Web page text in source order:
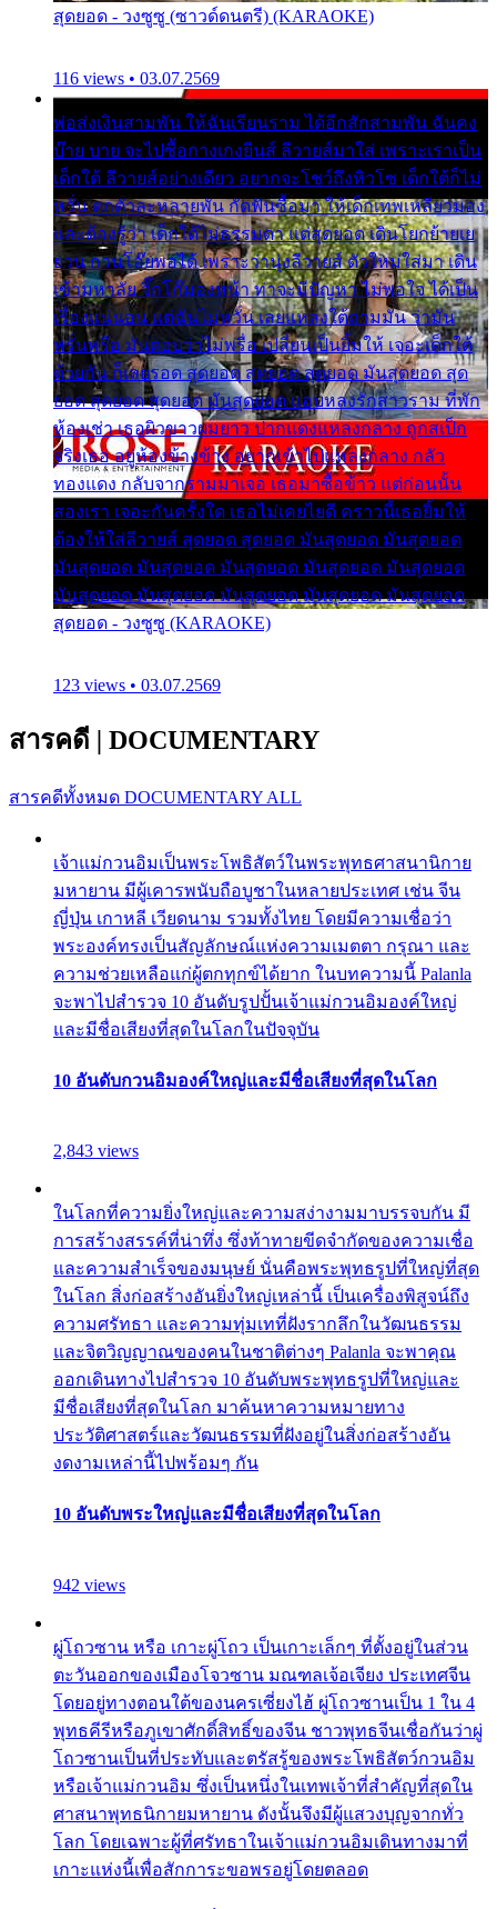
สุดยอด - วงซูซู (ซาวด์ดนตรี) (KARAOKE)
116 views • 03.07.2569
พ่อส่งเงินสามพัน ให้ฉันเรียนราม ได้อีกสักสามพัน ฉันคง
บ๊าย บาย จะไปซื้อกางเกงยีนส์ ลีวายส์มาใส่ เพราะเราเป็น
เด็กใต้ ลีวายส์อย่างเดียว อยากจะโชว์ถึงหิวโซ เด็กใต้ก็ไม่
หวั่น ตกตัวละหลายพัน กัดฟันซื้อมา ให้เด็กเทพเหลียวมอง
และต้องรู้ว่า เด็กใต้ไม่ธรรมดา แต่สุดยอด เดินโยกย้ายเย
ยวน กวนโอ๊ยพอได้ เพราะว่านุ่งลีวายส์ ตัวใหม่ใส่มา เดิน
เข้ามหาลัย จิ๊กโก๊มองหน้า ท่าจะมีปัญหา ไม่พอใจ ได้เป็น
เรื่องแน่นอน แต่ฉันไม่หวั่น เลยแหลงใต้ถามมัน ว่ามัน
พรั่นพรือ มันตอบว่าไม่พรื่อ เปลี่ยนเป็นยิ้มให้ เจอะเด็กใต้
ด้วยกัน ก็เลยรอด สุดยอด สุดยอด สุดยอด มันสุดยอด สุด
ยอด สุดยอด สุดยอด มันสุดยอด แอบหลงรักสาวราม ที่พัก
ห้องเช่า เธอผิวขาวผมยาว ปากแดงแหลงกลาง ถูกสเป็ก
จริงเธอ อยู่ห้องข้างข้าง อยากเข้าไปแหลงกลาง กลัว
ทองแดง กลับจากรามมาเจอ เธอมาซื้อข้าว แต่ก่อนนั้น
สองเรา เจอะกันครั้งใด เธอไม่เคยไยดี คราวนี้เธอยิ้มให้
ต้องให้ใส่ลีวายส์ สุดยอด สุดยอด มันสุดยอด มันสุดยอด
มันสุดยอด มันสุดยอด มันสุดยอด มันสุดยอด มันสุดยอด
มันสุดยอด มันสุดยอด มันสุดยอด มันสุดยอด มันสุดยอด
สุดยอด - วงซูซู (KARAOKE)
123 views • 03.07.2569
สารคดี | DOCUMENTARY
สารคดีทั้งหมด DOCUMENTARY ALL
เจ้าแม่กวนอิมเป็นพระโพธิสัตว์ในพระพุทธศาสนานิกาย
มหายาน มีผู้เคารพนับถือบูชาในหลายประเทศ เช่น จีน
ญี่ปุ่น เกาหลี เวียดนาม รวมทั้งไทย โดยมีความเชื่อว่า
พระองค์ทรงเป็นสัญลักษณ์แห่งความเมตตา กรุณา และ
ความช่วยเหลือแก่ผู้ตกทุกข์ได้ยาก ในบทความนี้ Palanla
จะพาไปสำรวจ 10 อันดับรูปปั้นเจ้าแม่กวนอิมองค์ใหญ่
และมีชื่อเสียงที่สุดในโลกในปัจจุบัน
10 อันดับกวนอิมองค์ใหญ่และมีชื่อเสียงที่สุดในโลก
2,843 views
ในโลกที่ความยิ่งใหญ่และความสง่างามมาบรรจบกัน มี
การสร้างสรรค์ที่น่าทึ่ง ซึ่งท้าทายขีดจำกัดของความเชื่อ
และความสำเร็จของมนุษย์ นั่นคือพระพุทธรูปที่ใหญ่ที่สุด
ในโลก สิ่งก่อสร้างอันยิ่งใหญ่เหล่านี้ เป็นเครื่องพิสูจน์ถึง
ความศรัทธา และความทุ่มเทที่ฝังรากลึกในวัฒนธรรม
และจิตวิญญาณของคนในชาติต่างๆ Palanla จะพาคุณ
ออกเดินทางไปสำรวจ 10 อันดับพระพุทธรูปที่ใหญ่และ
มีชื่อเสียงที่สุดในโลก มาค้นหาความหมายทาง
ประวัติศาสตร์และวัฒนธรรมที่ฝังอยู่ในสิ่งก่อสร้างอัน
งดงามเหล่านี้ไปพร้อมๆ กัน
10 อันดับพระใหญ่และมีชื่อเสียงที่สุดในโลก
942 views
ผู่โถวซาน หรือ เกาะผู่โถว เป็นเกาะเล็กๆ ที่ตั้งอยู่ในส่วน
ตะวันออกของเมืองโจวซาน มณฑลเจ้อเจียง ประเทศจีน
โดยอยู่ทางตอนใต้ของนครเซี่ยงไฮ้ ผู่โถวซานเป็น 1 ใน 4
พุทธคีรีหรือภูเขาศักดิ์สิทธิ์ของจีน ชาวพุทธจีนเชื่อกันว่าผู่
โถวซานเป็นที่ประทับและตรัสรู้ของพระโพธิสัตว์กวนอิม
หรือเจ้าแม่กวนอิม ซึ่งเป็นหนึ่งในเทพเจ้าที่สำคัญที่สุดใน
ศาสนาพุทธนิกายมหายาน ดังนั้นจึงมีผู้แสวงบุญจากทั่ว
โลก โดยเฉพาะผู้ที่ศรัทธาในเจ้าแม่กวนอิมเดินทางมาที่
เกาะแห่งนี้เพื่อสักการะขอพรอยู่โดยตลอด